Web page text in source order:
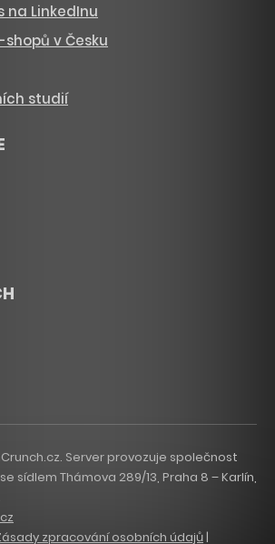
na LinkedInu
v Česku
studií
Server provozuje společnost
sídlem Thámova 289/13, Praha 8 – Karlín,
zpracování osobních údajů|